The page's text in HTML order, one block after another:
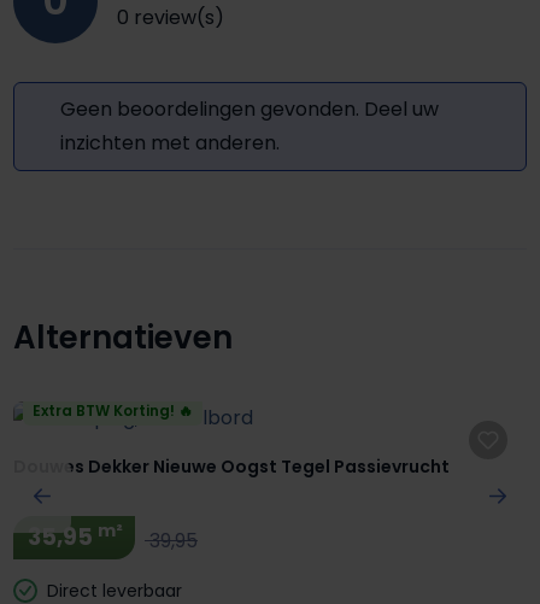
0 review(s)
Geen beoordelingen gevonden. Deel uw
inzichten met anderen.
Productgalerij overslaan
Alternatieven
Extra BTW Korting! 🔥
Douwes Dekker Nieuwe Oogst Tegel Passievrucht
35,95 m² 39,95
Direct leverbaar